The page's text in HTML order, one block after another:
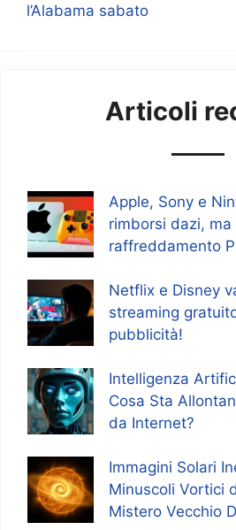
l’Alabama sabato
Articoli
Apple, Sony e
rimborsi dazi,
raffreddamento
Netflix e Disney
streaming
pubblicità!
Intelligenza
Cosa Sta
da Internet?
Immagini Solari
Minuscoli Vortici
Mistero Vecchio